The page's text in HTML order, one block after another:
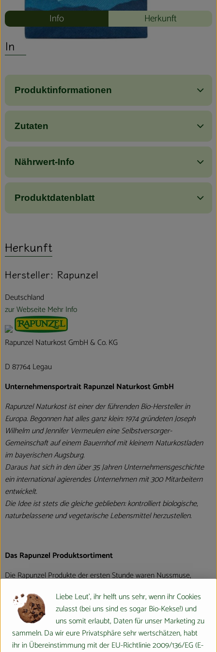
Info Herkunft
Info
Produktinformationen
Zutaten
Nährwert-Info
Produktdatenblatt
Herkunft
Hersteller: Rapunzel
Deutschland
zur WebseiteMehr Info
Rapunzel Naturkost GmbH & Co. KG
D 87764 Legau
Unternehmensportrait Rapunzel Naturkost GmbH
Rapunzel Naturkost ist einer der führenden Bio-Hersteller in
Europa. Begonnen hat alles ganz klein: 1974 gründeten Joseph
Wilhelm und Jennifer Vermeulen eine Selbstversorger-
Gemeinschaft auf einem Bauernhof mit kleinem Naturkostladen
im bayerischen Augsburg.
Daraus hat sich in den über 35 Jahren Unternehmensgeschichte
ein international agierendes Unternehmen mit 300 Mitarbeitern
entwickelt.
Die Idee ist stets die gleiche geblieben: kontrolliert biologische,
naturbelassene und vegetarische Lebensmittel herzustellen.
Das Rapunzel Produktsortiment
Die Rapunzel Produkte der ersten Stunde waren Nussmuse,
550 Produkte. Zusätzlich zählen heute Erzeugnisse wie Teigwaren,
Speiseöle, Schokoladen und Kaffee zum Kernsortiment. Die Hälfte
dieser Produkte wird in Legau im Allgäu hergestellt oder
verarbeitet.
Liebe Leut', ihr helft uns sehr, wenn ihr Cookies
zulasst (bei uns sind es sogar Bio-Kekse!) und
uns somit erlaubt, Daten für unser Marketing zu
sammeln. Da wir eure Privatsphäre sehr wertschätzen, habt
ihr in Übereinstimmung mit der EU-Richtlinie 2009/136/EG (E-